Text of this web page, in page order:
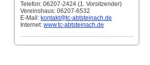
Telefon: 06207-2424 (1. Vorsitzender)
Vereinshaus: 06207-6532
E-Mail: kontakt@tc-abtsteinach.de
Internet: www.tc-abtsteinach.de